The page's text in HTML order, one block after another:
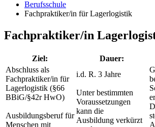
Berufsschule
Fachpraktiker/in für Lagerlogistik
Fachpraktiker/in
Ziel: Dauer:
Abschluss als
Fachpraktiker/in für
Lagerlogistik (§66
BBiG/§42r HwO)
Ausbildungsberuf für
Menschen mit
i.d. R. 3 Jahre
Unter bestimmten
Voraussetzungen
kann die
Ausbildung verkürzt